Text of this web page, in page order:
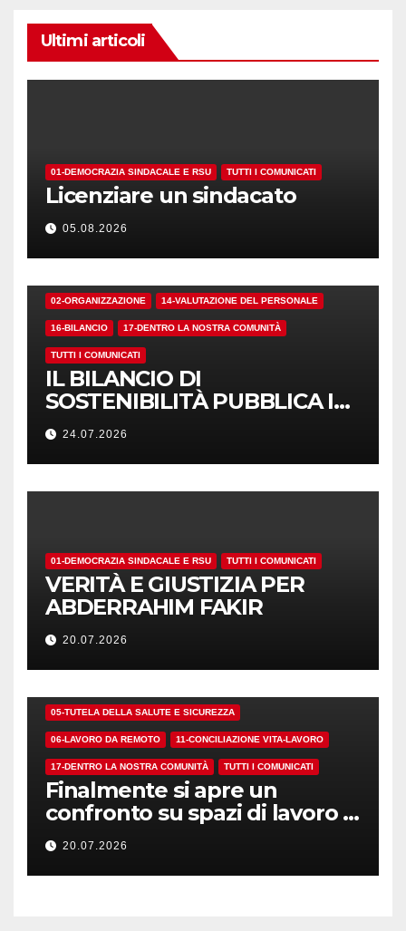
Ultimi articoli
01-DEMOCRAZIA SINDACALE E RSU TUTTI I COMUNICATI
Licenziare un sindacato
05.08.2026
02-ORGANIZZAZIONE 14-VALUTAZIONE DEL PERSONALE
16-BILANCIO 17-DENTRO LA NOSTRA COMUNITÀ
TUTTI I COMUNICATI
IL BILANCIO DI
SOSTENIBILITÀ PUBBLICA I
NUMERI. MA I CRITERI?
24.07.2026
01-DEMOCRAZIA SINDACALE E RSU TUTTI I COMUNICATI
VERITÀ E GIUSTIZIA PER
ABDERRAHIM FAKIR
20.07.2026
05-TUTELA DELLA SALUTE E SICUREZZA
06-LAVORO DA REMOTO 11-CONCILIAZIONE VITA-LAVORO
17-DENTRO LA NOSTRA COMUNITÀ TUTTI I COMUNICATI
Finalmente si apre un
confronto su spazi di lavoro e
dotazioni
20.07.2026